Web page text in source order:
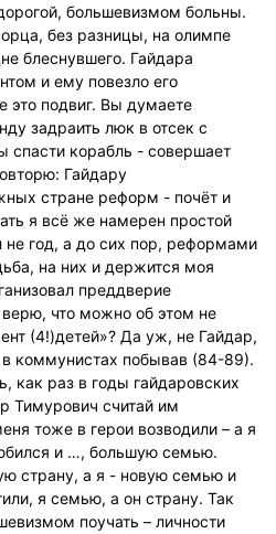
большевизмом больны.
без разницы, на олимпе
блеснувшего. Гайдара
и ему повезло его
это подвиг. Вы думаете
задраить люк в отсек с
корабль - совершает
Гайдару
стране реформ - почёт и
я всё же намерен простой
не год, а до сих пор, реформами
на них и держится моя
преддверие
верю, что можно об этом не
(4!)детей»? Да уж, не Гайдар,
в коммунистах побывав (84-89).
как раз в годы гайдаровских
Тимурович считай им
тоже в герои возводили – а я
и …, большую семью.
страну, а я - новую семью и
я семью, а он страну. Так
поучать – личности